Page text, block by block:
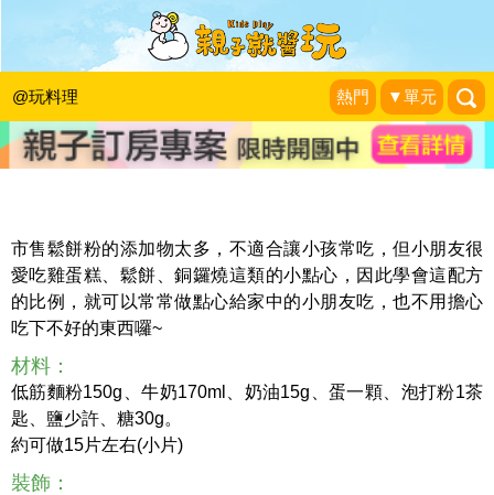
@玩料理 熱門 ▼單元
吮指回味、必吃甜點～草莓銅鑼燒鬆餅
塔
蘇菲親子旅行趣|2016-04-27
市售鬆餅粉的添加物太多，不適合讓小孩常吃，但小朋友很
愛吃雞蛋糕、鬆餅、銅鑼燒這類的小點心，因此學會這配方
的比例，就可以常常做點心給家中的小朋友吃，也不用擔心
吃下不好的東西囉~
材料：
低筋麵粉150g、牛奶170ml、奶油15g、蛋一顆、泡打粉1茶
匙、鹽少許、糖30g。
約可做15片左右(小片)
裝飾：